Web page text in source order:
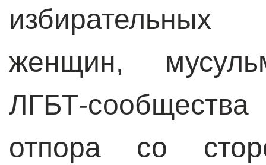
женщин,
ЛГБТ-
отпора со